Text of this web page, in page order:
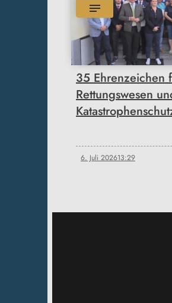
35 Ehrenzeichen
Rettungswesen
6. Juli 202613:29